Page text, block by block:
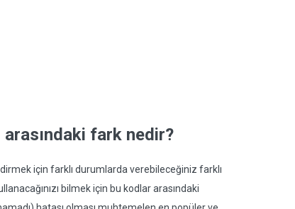
fark nedir?
için farklı durumlarda verebileceğiniz farklı
bilmek için bu kodlar arasındaki